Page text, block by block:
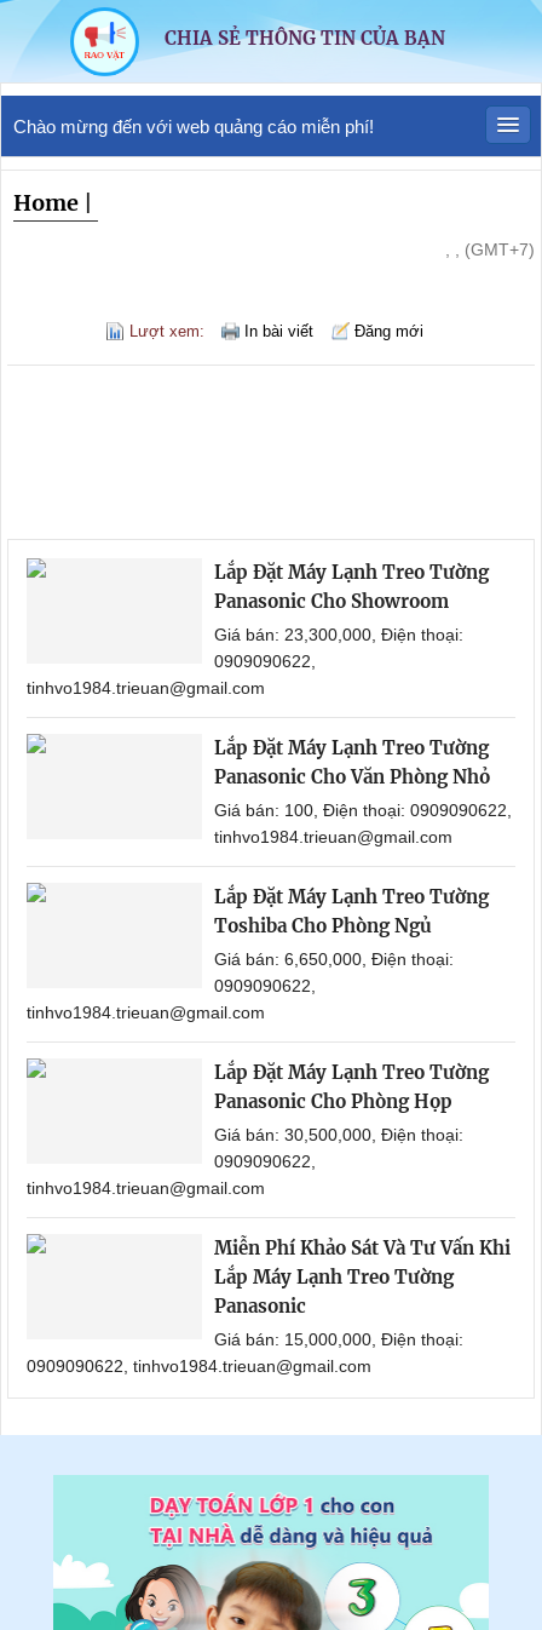
CHIA SẺ THÔNG TIN CỦA BẠN
Chào mừng đến với web quảng cáo miễn phí!
Home
, , (GMT+7)
Lượt xem: In bài viết Đăng mới
Lắp Đặt Máy Lạnh Treo Tường
Panasonic Cho Showroom
Giá bán: 23,300,000, Điện thoại:
0909090622,
tinhvo1984.trieuan@gmail.com
Lắp Đặt Máy Lạnh Treo Tường
Panasonic Cho Văn Phòng Nhỏ
Giá bán: 100, Điện thoại: 0909090622,
tinhvo1984.trieuan@gmail.com
Lắp Đặt Máy Lạnh Treo Tường
Toshiba Cho Phòng Ngủ
Giá bán: 6,650,000, Điện thoại:
0909090622,
tinhvo1984.trieuan@gmail.com
Lắp Đặt Máy Lạnh Treo Tường
Panasonic Cho Phòng Họp
Giá bán: 30,500,000, Điện thoại:
0909090622,
tinhvo1984.trieuan@gmail.com
Miễn Phí Khảo Sát Và Tư Vấn Khi
Lắp Máy Lạnh Treo Tường
Panasonic
Giá bán: 15,000,000, Điện thoại:
0909090622, tinhvo1984.trieuan@gmail.com